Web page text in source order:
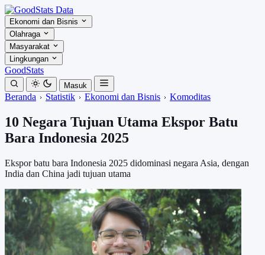
Ekonomi dan Bisnis
Olahraga
Masyarakat
Lingkungan
GoodStats
Masuk
Beranda Statistik Ekonomi dan Bisnis Komoditas
10 Negara Tujuan Utama Ekspor Batu
Bara Indonesia 2025
Ekspor batu bara Indonesia 2025 didominasi negara Asia, dengan
India dan China jadi tujuan utama